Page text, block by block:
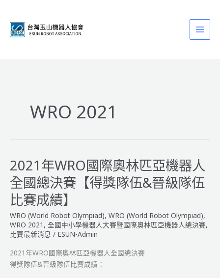
WRO 2021
2021年WRO國際奧林匹亞機器人
全國總決賽【得獎隊伍&晉級隊伍
比賽成績】
WRO (World Robot Olympiad), WRO (World Robot Olympiad),
WRO 2021 , 全國中小學機器人大賽暨國際奧林匹亞機器人總決賽,
比賽最新消息 / ESUN-Admin
2021年WRO國際奧林匹亞機器人全國總決賽
得獎隊伍&晉級隊伍比賽成績：